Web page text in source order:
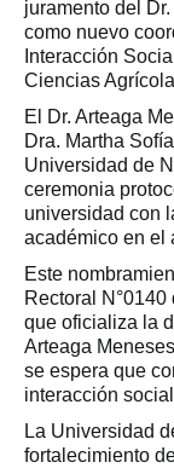
juramento del
como nuevo
Interacción
Ciencias
El Dr. Arteaga
Dra. Martha
Universidad de
ceremonia
universidad con
académico en el
Este
Rectoral
que oficializa la
Arteaga
se espera que
interacción
La Universidad
fortalecimiento